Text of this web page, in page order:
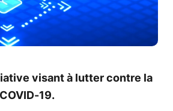
visant à lutter contre la
19.